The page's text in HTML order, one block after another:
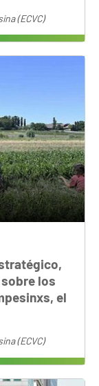
(ECVC)
los
el
(ECVC)